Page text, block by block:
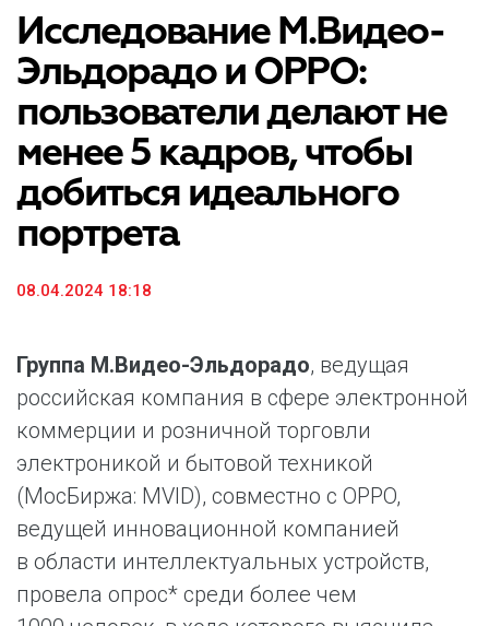
Исследование М.Видео-
Эльдорадо и OPPO:
пользователи делают не
менее 5 кадров, чтобы
добиться идеального
портрета
08.04.2024 18:18
Группа М.Видео-Эльдорадо, ведущая
российская компания в сфере электронной
коммерции и розничной торговли
электроникой и бытовой техникой
(МосБиржа: MVID), совместно с OPPO,
ведущей инновационной компанией
в области интеллектуальных устройств,
провела опрос* среди более чем